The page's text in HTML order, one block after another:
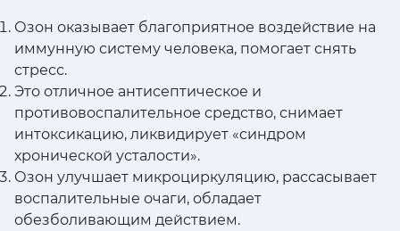
Озон оказывает благоприятное воздействие на
иммунную систему человека, помогает снять
стресс.
Это отличное антисептическое и
противовоспалительное средство, снимает
интоксикацию, ликвидирует «синдром
хронической усталости».
Озон улучшает микроциркуляцию, рассасывает
воспалительные очаги, обладает
обезболивающим действием.